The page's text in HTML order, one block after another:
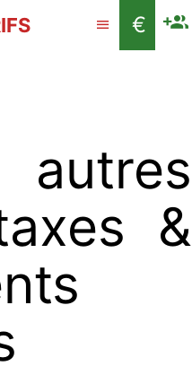
€
autres
&